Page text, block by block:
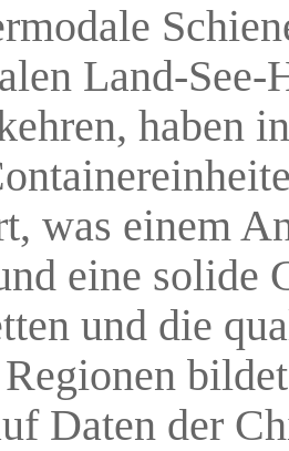
Land-
haben
was einem
eine solide
und die
Daten der